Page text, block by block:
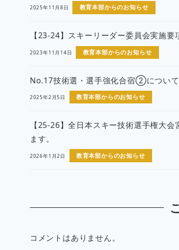
2025年11月8日 教育本部からのお知らせ
【23-24】スキーリーダー委員会実施
2023年11月14日 教育本部からのお知らせ
No.17技術選・選手強化合宿②について
2025年2月5日 教育本部からのお知らせ
【25-26】全日本スキー技術選手権大
ます。
2026年1月2日 教育本部からのお知らせ
コメントはありません。